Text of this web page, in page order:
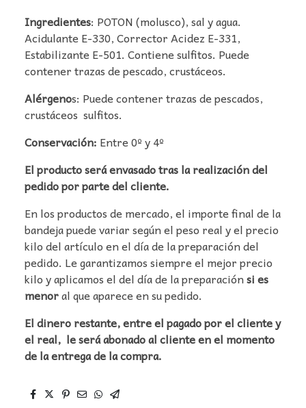
Ingredientes: POTON (molusco), sal y agua.
Acidulante E-330, Corrector Acidez E-331,
Estabilizante E-501. Contiene sulfitos. Puede
contener trazas de pescado, crustáceos.
Alérgenos: Puede contener trazas de pescados,
crustáceos sulfitos.
Conservación: Entre 0º y 4º
El producto será envasado tras la realización del
pedido por parte del cliente.
En los productos de mercado, el importe final de la
bandeja puede variar según el peso real y el precio
kilo del artículo en el día de la preparación del
pedido. Le garantizamos siempre el mejor precio
kilo y aplicamos el del día de la preparaciónsi es
menoral que aparece en su pedido.
El dinero restante, entre el pagado por el cliente y
el real, le será abonado al cliente en el momento
de la entrega de la compra.